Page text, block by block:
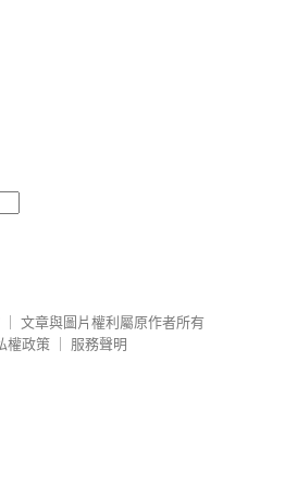
文章與圖片權利屬原作者所有
權政策
服務聲明